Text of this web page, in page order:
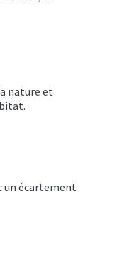
nature et
un écartement